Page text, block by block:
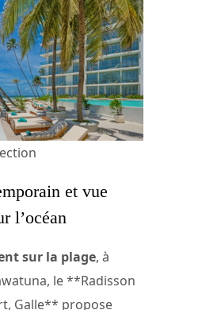
et vue
l’océan
sur la plage, à
le **Radisson
Galle** propose